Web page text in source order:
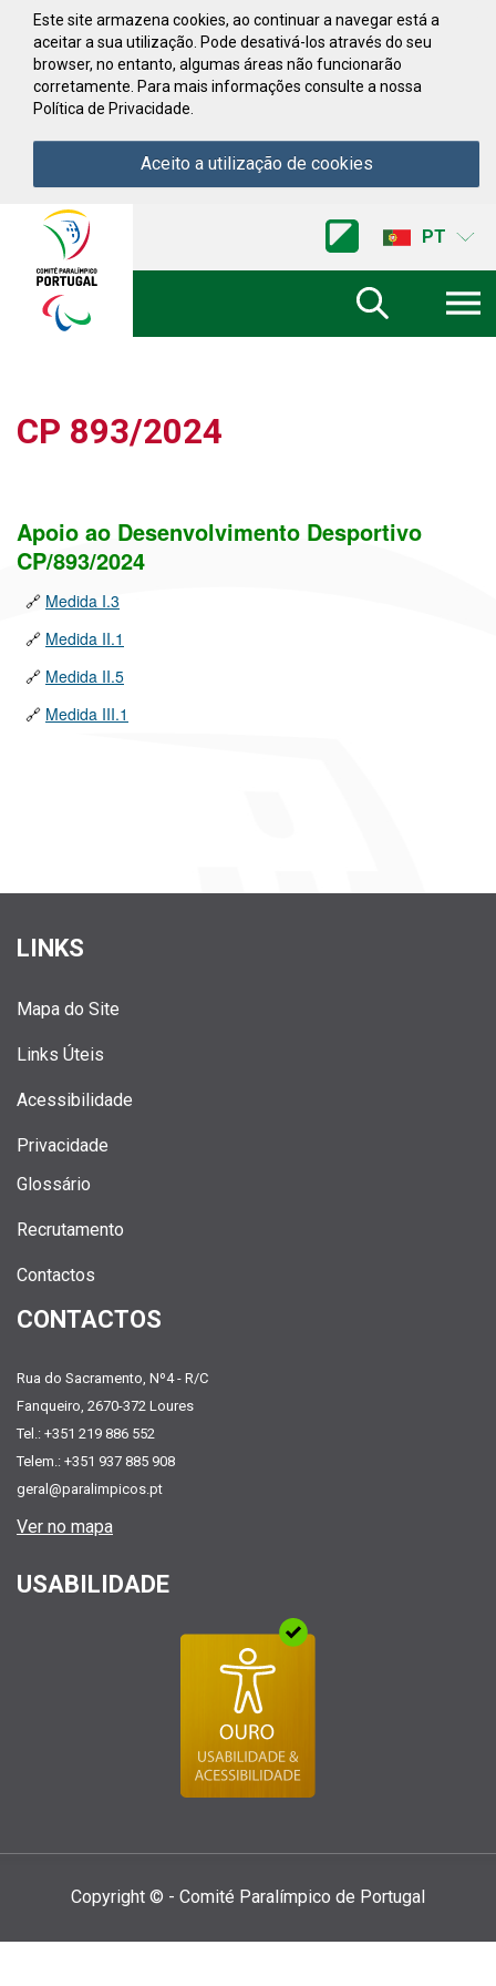
Saltar para conteúdo
Este site armazena cookies, ao continuar a navegar está a
aceitar a sua utilização. Pode desativá-los através do seu
browser, no entanto, algumas áreas não funcionarão
corretamente. Para mais informações consulte a nossa
Política de Privacidade.
Aceito a utilização de cookies
Comite
Paralimpico
Portugal
PT
CP 893/2024
Apoio ao Desenvolvimento Desportivo
CP/893/2024
🔗 Medida I.3
🔗 Medida II.1
🔗 Medida II.5
🔗 Medida III.1
LINKS
Mapa do Site
Links Úteis
Acessibilidade
Privacidade
Glossário
Recrutamento
Contactos
CONTACTOS
Rua do Sacramento, Nº4 - R/C
Fanqueiro, 2670-372 Loures
Tel.: +351 219 886 552
Telem.: +351 937 885 908
geral@paralimpicos.pt
Ver no mapa
USABILIDADE
Copyright © - Comité Paralí­mpico de Portugal